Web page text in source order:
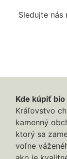
Sledujte nás
Kde kúpiť
Kráľovstvo
kamenný
ktorý sa
voľne